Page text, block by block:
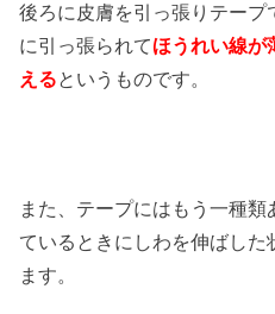
後ろに皮膚を引っ張りテー
に引っ張られてほうれい線が
えるというものです。
また、テープにはもう一種
ているときにしわを伸ばした
ます。